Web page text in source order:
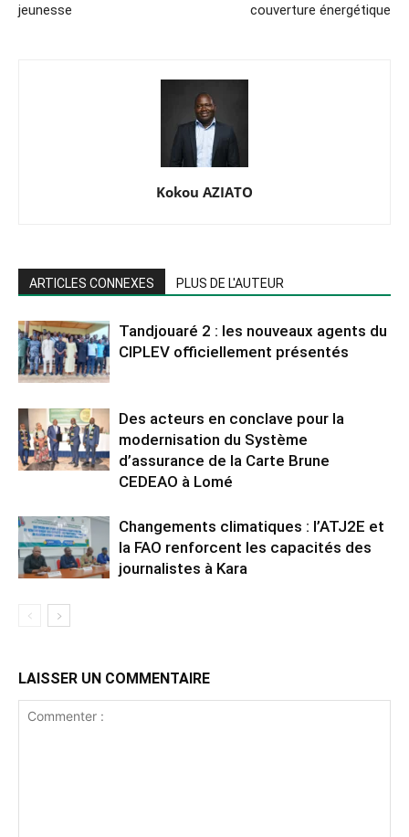
jeunesse
couverture énergétique
Kokou AZIATO
ARTICLES CONNEXES PLUS DE L'AUTEUR
Tandjouaré 2 : les nouveaux agents du
CIPLEV officiellement présentés
Des acteurs en conclave pour la
modernisation du Système
d’assurance de la Carte Brune
CEDEAO à Lomé
Changements climatiques : l’ATJ2E et
la FAO renforcent les capacités des
journalistes à Kara
LAISSER UN COMMENTAIRE